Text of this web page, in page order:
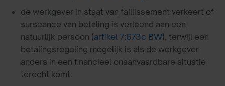
de werkgever in staat van faillissement verkeert of
surseance van betaling is verleend aan een
natuurlijk persoon (artikel 7:673c BW), terwijl een
betalingsregeling mogelijk is als de werkgever
anders in een financieel onaanvaardbare situatie
terecht komt.